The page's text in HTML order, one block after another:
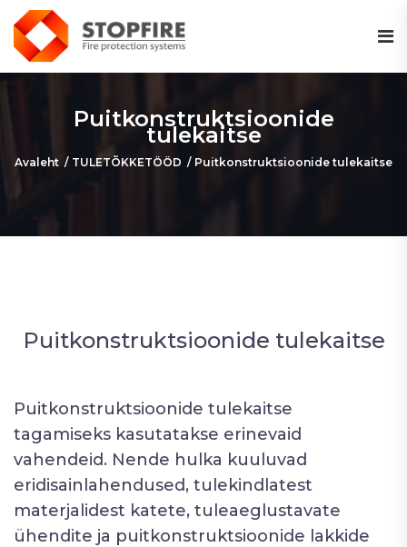
Puitkonstruktsioonide
tulekaitse
Avaleht TULETÕKKETÖÖD Puitkonstruktsioonide tulekaitse
Puitkonstruktsioonide tulekaitse
Puitkonstruktsioonide tulekaitse
tagamiseks kasutatakse erinevaid
vahendeid. Nende hulka kuuluvad
eridisainlahendused, tulekindlatest
materjalidest katete, tuleaeglustavate
ühendite ja puitkonstruktsioonide lakkide